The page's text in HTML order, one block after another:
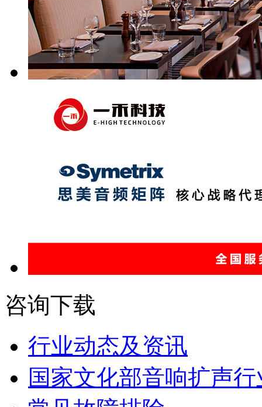
咨询下载
行业动态及资讯
国家文化部音响扩声